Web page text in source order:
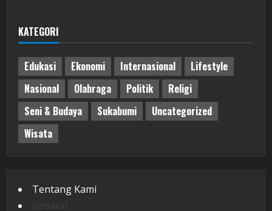
KATEGORI
Edukasi Ekonomi Internasional
Lifestyle
Nasional
Olahraga Politik
Religi
Seni & Budaya
Sukabumi
Uncategorized
Wisata
Tentang Kami